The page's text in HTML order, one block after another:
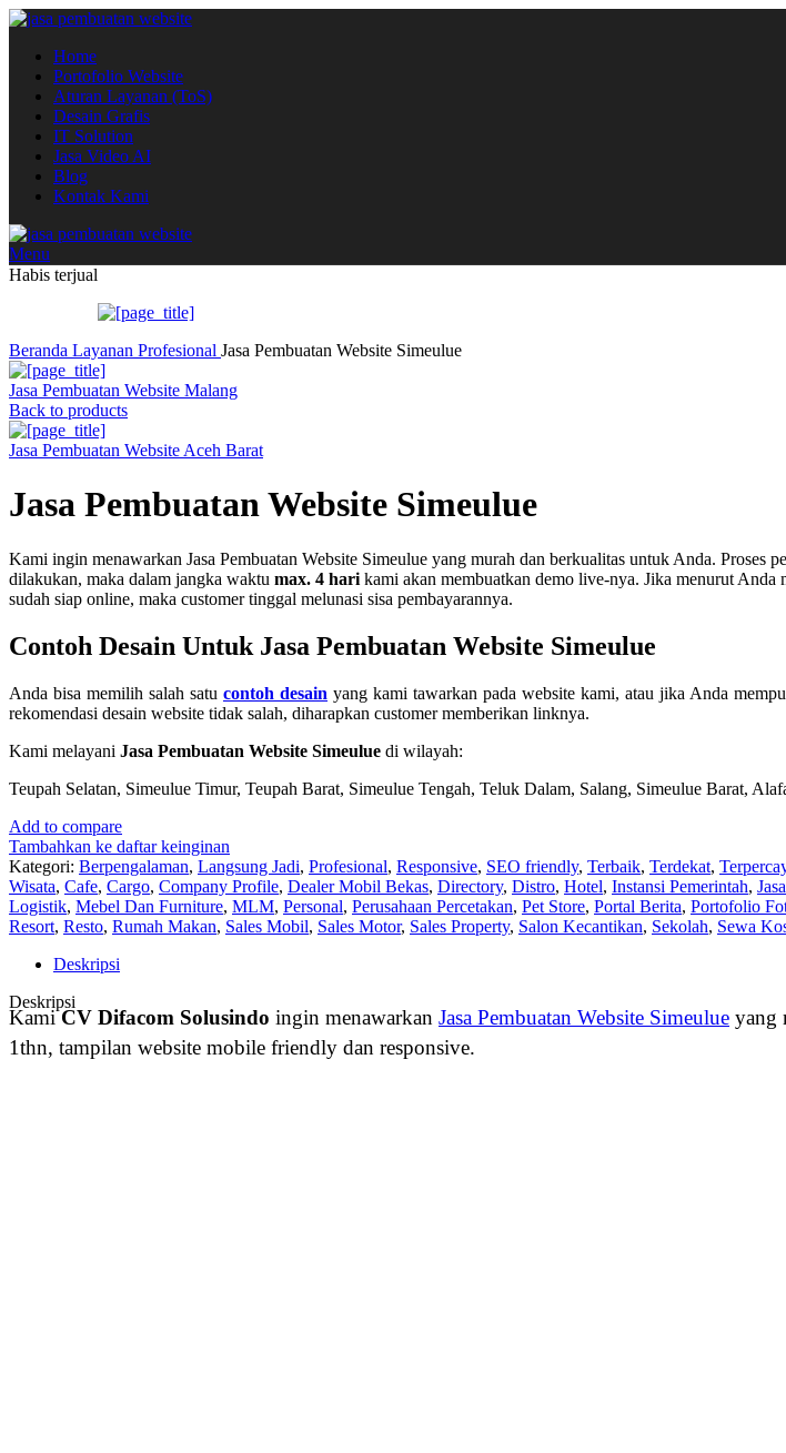
Home
Portofolio Website
Aturan Layanan (ToS)
Desain Grafis
IT Solution
Jasa Video AI
Blog
Kontak Kami
Menu
Habis terjual
Beranda Layanan Profesional Jasa Pembuatan Website Simeulue
Jasa Pembuatan Website Malang
Back to products
Jasa Pembuatan Website Aceh Barat
Jasa Pembuatan Website Simeulue
Kami ingin menawarkan Jasa Pembuatan Website Simeulue yang murah dan berkualitas untuk Anda. Proses
dilakukan, maka dalam jangka waktu max. 4 hari kami akan membuatkan demo live-nya. Jika menurut
sudah siap online, maka customer tinggal melunasi sisa pembayarannya.
Contoh Desain Untuk Jasa Pembuatan Website Simeulue
Anda bisa memilih salah satu contoh desain yang kami tawarkan pada website kami, atau jika Anda
rekomendasi desain website tidak salah, diharapkan customer memberikan linknya.
Kami melayani Jasa Pembuatan Website Simeulue di wilayah:
Teupah Selatan, Simeulue Timur, Teupah Barat, Simeulue Tengah, Teluk Dalam, Salang, Simeulue Barat,
Add to compare
Tambahkan ke daftar keinginan
Kategori: Berpengalaman, Langsung Jadi, Profesional, Responsive, SEO friendly, Terbaik, Terdekat,
Wisata, Cafe, Cargo, Company Profile, Dealer Mobil Bekas, Directory, Distro, Hotel, Instansi Pemerintah,
Logistik, Mebel Dan Furniture, MLM, Personal, Perusahaan Percetakan, Pet Store, Portal Berita, Portofolio
Resort, Resto, Rumah Makan, Sales Mobil, Sales Motor, Sales Property, Salon Kecantikan, Sekolah, Sewa
Deskripsi
Deskripsi
KamiCV Difacom Solusindo ingin menawarkan Jasa Pembuatan Website Simeulue yang
1thn, tampilan website mobile friendly dan responsive.